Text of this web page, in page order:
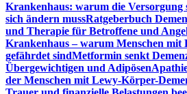
Krankenhaus: warum die Versorgung
sich ändern mussRatgeberbuch
und Therapie für Betroffene und
Krankenhaus – warum Menschen mit
gefährdet sindMetformin senkt
Übergewichtigen und Adipösen
der Menschen mit Lewy-Körper-